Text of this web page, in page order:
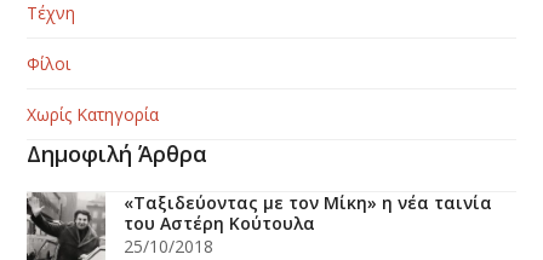
Τέχνη
Φίλοι
Χωρίς Κατηγορία
Δημοφιλή Άρθρα
«Ταξιδεύοντας με τον Μίκη» η νέα ταινία
του Αστέρη Κούτουλα
25/10/2018